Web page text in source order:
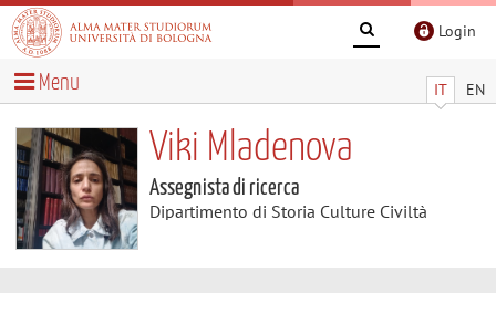
Login
IT EN
Menu
Viki Mladenova
Assegnista di ricerca
Dipartimento di Storia Culture Civiltà